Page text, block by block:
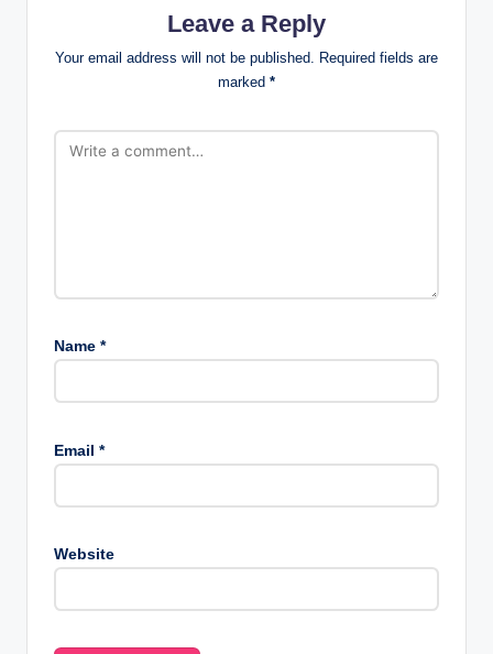
Leave a Reply
Your email address will not be published. Required fields are
marked *
Name *
Email *
Website